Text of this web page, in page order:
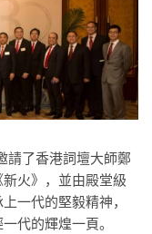
了香港詞壇大師鄭
火》，並由殿堂級
一代的堅毅精神，
代的輝煌一頁。